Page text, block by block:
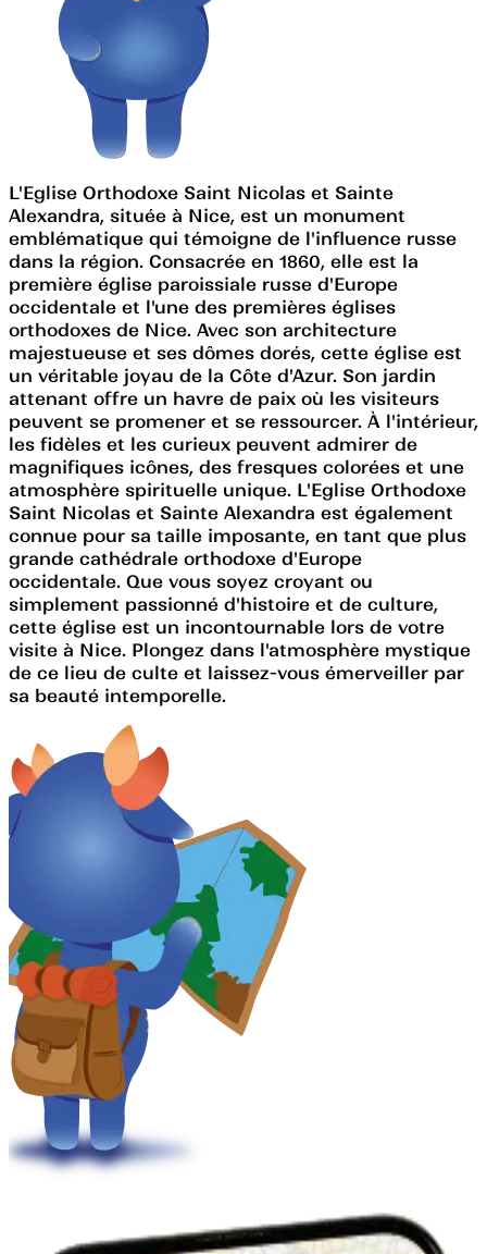
L'Eglise Orthodoxe Saint Nicolas et Sainte
Alexandra, située à Nice, est un monument
emblématique qui témoigne de l'influence russe
dans la région. Consacrée en 1860, elle est la
première église paroissiale russe d'Europe
occidentale et l'une des premières églises
orthodoxes de Nice. Avec son architecture
majestueuse et ses dômes dorés, cette église est
un véritable joyau de la Côte d'Azur. Son jardin
attenant offre un havre de paix où les visiteurs
peuvent se promener et se ressourcer. À l'intérieur,
les fidèles et les curieux peuvent admirer de
magnifiques icônes, des fresques colorées et une
atmosphère spirituelle unique. L'Eglise Orthodoxe
Saint Nicolas et Sainte Alexandra est également
connue pour sa taille imposante, en tant que plus
grande cathédrale orthodoxe d'Europe
occidentale. Que vous soyez croyant ou
simplement passionné d'histoire et de culture,
cette église est un incontournable lors de votre
visite à Nice. Plongez dans l'atmosphère mystique
de ce lieu de culte et laissez-vous émerveiller par
sa beauté intemporelle.